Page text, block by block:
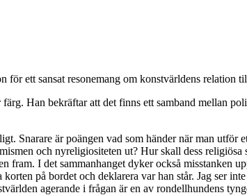
för ett sansat resonemang om konstvärldens relation
Han bekräftar att det finns ett samband mellan
Snarare är poängen vad som händer när man
och nyreligiositeten ut? Hur skall dess
I det sammanhanget dyker också misstanken
på bordet och deklarera var han står. Jag ser
agerande i frågan är en av rondellhundens